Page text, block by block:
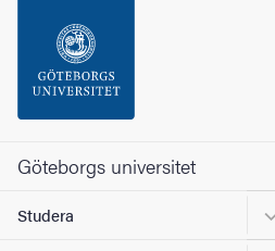
Sidfoten
Om webbplatsen
Göteborgs universitet
Studera